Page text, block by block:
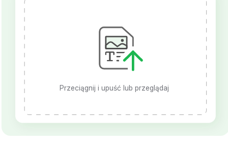
Przeciągnij i upuść lub przeglądaj